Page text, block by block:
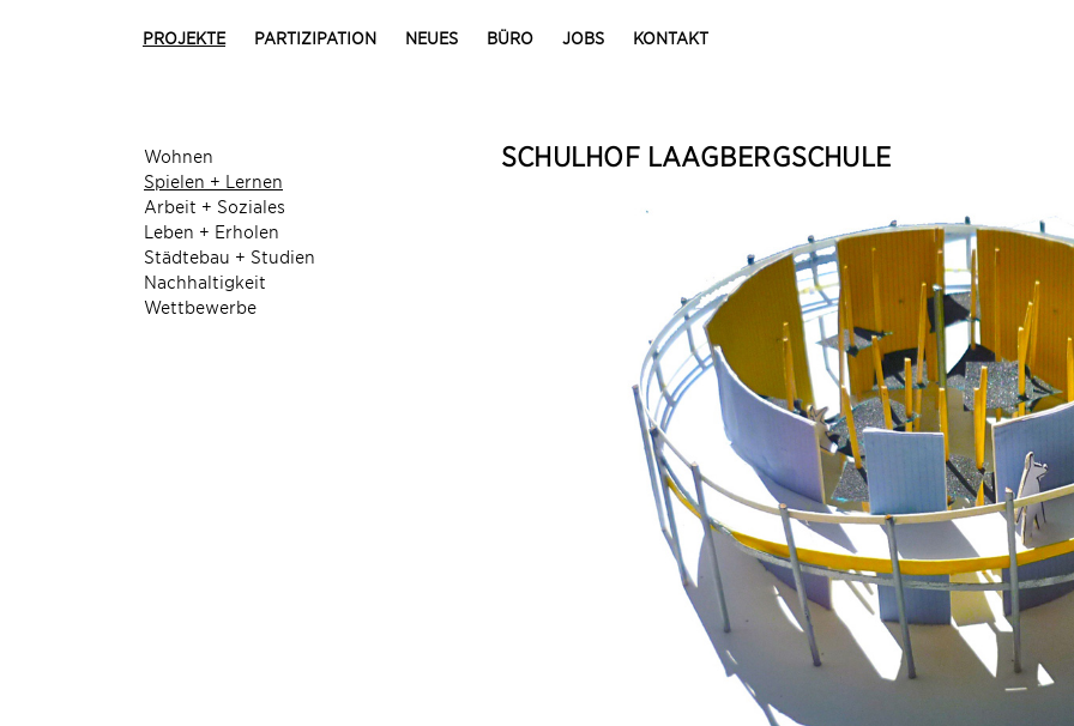
PROJEKTE PARTIZIPATION NEUES BÜRO JOBS KONTAKT
Wohnen
Spielen + Lernen
Arbeit + Soziales
Leben + Erholen
Städtebau + Studien
Nachhaltigkeit
Wettbewerbe
SCHULHOF LAAGBERGSCHULE